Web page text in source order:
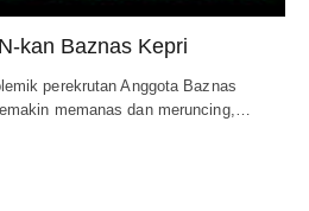
kan Baznas Kepri
perekrutan Anggota Baznas
memanas dan meruncing,…